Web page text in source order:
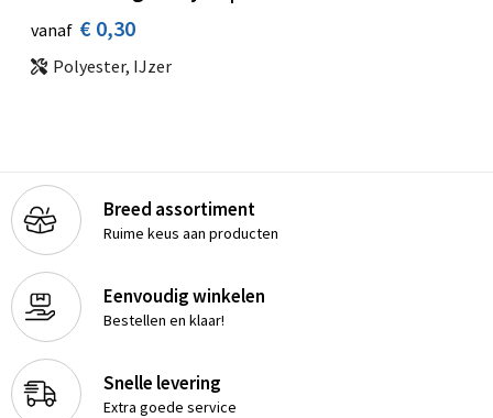
vanaf € 0,30
Polyester, IJzer
Breed assortiment
Ruime keus aan producten
Eenvoudig winkelen
Bestellen en klaar!
Snelle levering
Extra goede service